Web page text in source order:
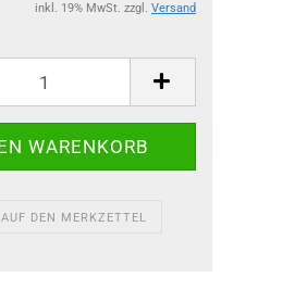
inkl. 19% MwSt. zzgl. Versand
AUF DEN MERKZETTEL